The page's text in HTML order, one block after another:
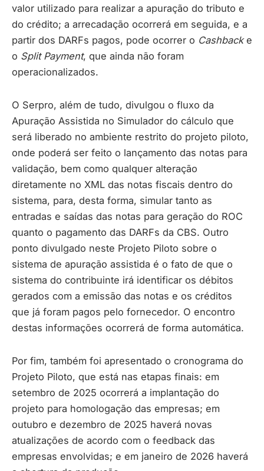
valor utilizado para realizar a apuração do tributo e
do crédito; a arrecadação ocorrerá em seguida, e a
partir dos DARFs pagos, pode ocorrer o Cashbacke
o Split Payment, que ainda não foram
operacionalizados.
O Serpro, além de tudo, divulgou o fluxo da
Apuração Assistida no Simulador do cálculo que
será liberado no ambiente restrito do projeto piloto,
onde poderá ser feito o lançamento das notas para
validação, bem como qualquer alteração
diretamente no XML das notas fiscais dentro do
sistema, para, desta forma, simular tanto as
entradas e saídas das notas para geração do ROC
quanto o pagamento das DARFs da CBS. Outro
ponto divulgado neste Projeto Piloto sobre o
sistema de apuração assistida é o fato de que o
sistema do contribuinte irá identificar os débitos
gerados com a emissão das notas e os créditos
que já foram pagos pelo fornecedor. O encontro
destas informações ocorrerá de forma automática.
Por fim, também foi apresentado o cronograma do
Projeto Piloto, que está nas etapas finais: em
setembro de 2025 ocorrerá a implantação do
projeto para homologação das empresas; em
outubro e dezembro de 2025 haverá novas
atualizações de acordo com o feedback das
empresas envolvidas; e em janeiro de 2026 haverá